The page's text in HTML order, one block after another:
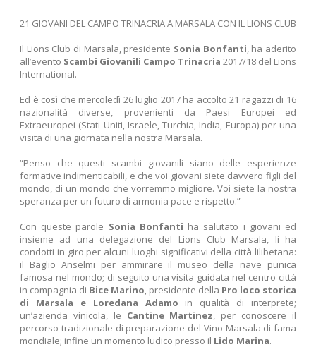
21 GIOVANI DEL CAMPO TRINACRIA A MARSALA CON IL LIONS CLUB
Il Lions Club di Marsala, presidente Sonia Bonfanti, ha aderito
all’evento Scambi Giovanili Campo Trinacria 2017/18 del Lions
International.
Ed è così che mercoledì 26 luglio 2017 ha accolto 21 ragazzi di 16
nazionalità diverse, provenienti da Paesi Europei ed
Extraeuropei (Stati Uniti, Israele, Turchia, India, Europa) per una
visita di una giornata nella nostra Marsala.
“Penso che questi scambi giovanili siano delle esperienze
formative indimenticabili, e che voi giovani siete davvero figli del
mondo, di un mondo che vorremmo migliore. Voi siete la nostra
speranza per un futuro di armonia pace e rispetto.”
Con queste parole Sonia Bonfanti ha salutato i giovani ed
insieme ad una delegazione del Lions Club Marsala, li ha
condotti in giro per alcuni luoghi significativi della città lilibetana:
il Baglio Anselmi per ammirare il museo della nave punica
famosa nel mondo; di seguito una visita guidata nel centro città
in compagnia di Bice Marino, presidente della Pro loco storica
di Marsala e Loredana Adamo in qualità di interprete;
un’azienda vinicola, le Cantine Martinez, per conoscere il
percorso tradizionale di preparazione del Vino Marsala di fama
mondiale; infine un momento ludico presso il Lido Marina.